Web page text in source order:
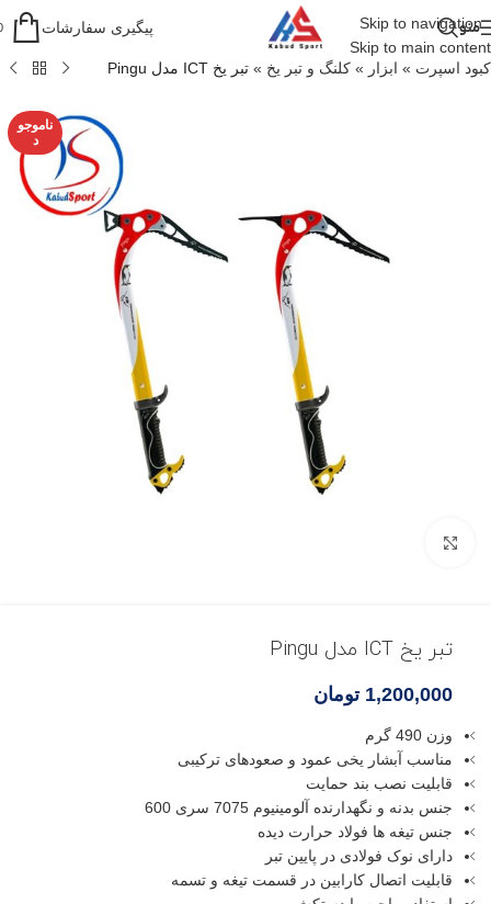
Skip to navigation
Skip to main content
منو پیگیری سفارشات
کبود اسپرت » ابزار » کلنگ و تبر یخ » تبر یخ ICT مدل Pingu
ناموجو
د
تبر یخ ICT مدل Pingu
1,200,000 تومان
وزن 490 گرم
مناسب آبشار یخی عمود و صعودهای ترکیبی
قابلیت نصب بند حمایت
جنس بدنه و نگهدارنده آلومینیوم 7075 سری 600
جنس تیغه ها فولاد حرارت دیده
دارای نوک فولادی در پایین تبر
قابلیت اتصال کارابین در قسمت تیغه و تسمه